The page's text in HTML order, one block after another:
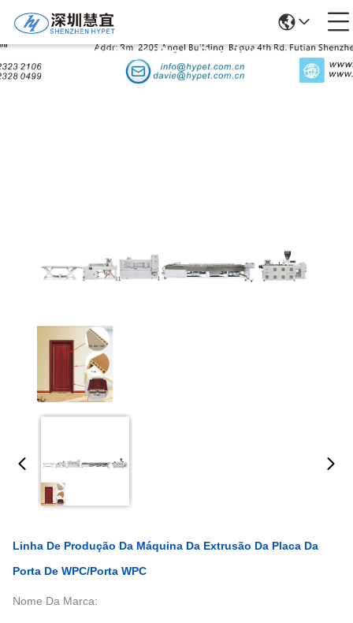
Detalhes Dos Produtos
Linha De Produção Da Máquina Da Extrusão Da Placa Da
Porta De WPC/porta WPC
Nome Da Marca: